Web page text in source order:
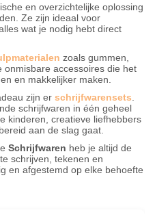
en overzichtelijke oplossing
Ze zijn ideaal voor
wat je nodig hebt direct
zoals gummen,
onmisbare accessoires die het
en makkelijker maken.
zijn er schrijfwarensets.
schrijfwaren in één geheel
kinderen, creatieve liefhebbers
aan de slag gaat.
Schrijfwaren heb je altijd de
schrijven, tekenen en
en afgestemd op elke behoefte